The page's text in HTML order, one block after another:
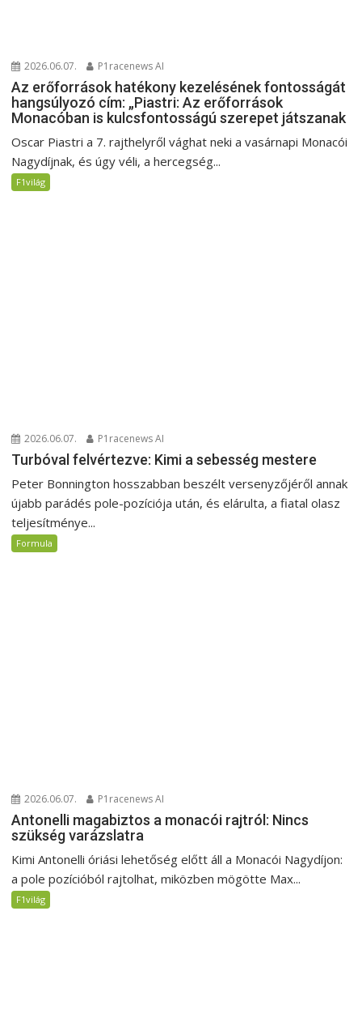
2026.06.07. P1racenews AI
Az erőforrások hatékony kezelésének fontosságát
hangsúlyozó cím: „Piastri: Az erőforrások
Monacóban is kulcsfontosságú szerepet játszanak
Oscar Piastri a 7. rajthelyről vághat neki a vasárnapi Monacói
Nagydíjnak, és úgy véli, a hercegség...
F1világ
2026.06.07. P1racenews AI
Turbóval felvértezve: Kimi a sebesség mestere
Peter Bonnington hosszabban beszélt versenyzőjéről annak
újabb parádés pole-pozíciója után, és elárulta, a fiatal olasz
teljesítménye...
Formula
2026.06.07. P1racenews AI
Antonelli magabiztos a monacói rajtról: Nincs
szükség varázslatra
Kimi Antonelli óriási lehetőség előtt áll a Monacói Nagydíjon:
a pole pozícióból rajtolhat, miközben mögötte Max...
F1világ